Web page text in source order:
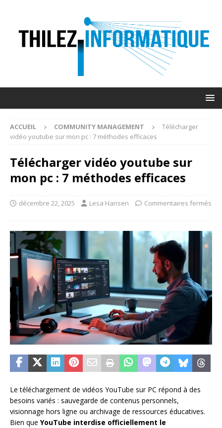
ACCUEIL COMMUNITY MANAGEMENT
Télécharger
vidéo youtube sur mon pc : 7 méthodes efficaces
Télécharger vidéo youtube sur
mon pc : 7 méthodes efficaces
décembre 22, 2025 Lesa Hansen Commentaires fermés
Le téléchargement de vidéos YouTube sur PC répond à des
besoins variés : sauvegarde de contenus personnels,
visionnage hors ligne ou archivage de ressources éducatives.
Bien que YouTube interdise officiellement le